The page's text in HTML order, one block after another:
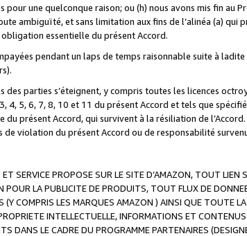
une quelconque raison; ou (h) nous avons mis fin au
ambiguïté, et sans limitation aux fins de l’alinéa (a) qui
essentielle du présent Accord.
pendant un laps de temps raisonnable suite à
parties s’éteignent, y compris toutes les licences
5, 6, 7, 8, 10 et 11 du présent Accord et tels que
présent Accord, qui survivent à la résiliation de
violation du présent Accord ou de responsabilité
SERVICE PROPOSE SUR LE SITE D’AMAZON, TOUT
LA PUBLICITE DE PRODUITS, TOUT FLUX DE
COMPRIS LES MARQUES AMAZON ) AINSI QUE TOUTE
INTELLECTUELLE, INFORMATIONS ET
DANS LE CADRE DU PROGRAMME PARTENAIRES